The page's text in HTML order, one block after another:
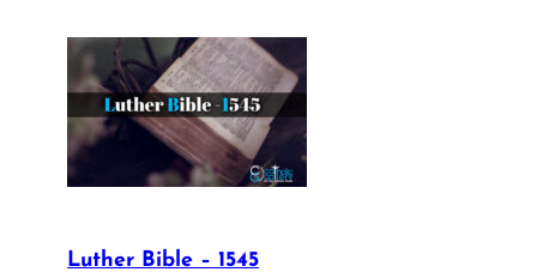
Luther Bible – 1545